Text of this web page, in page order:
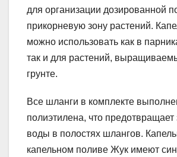
для организации дозированной
прикорневую зону растений.
можно использовать как в
так и для растений,
грунте.
Все шланги в комплекте
полиэтилена, что предотвращает
воды в полостях шлангов.
капельном поливе Жук имеют